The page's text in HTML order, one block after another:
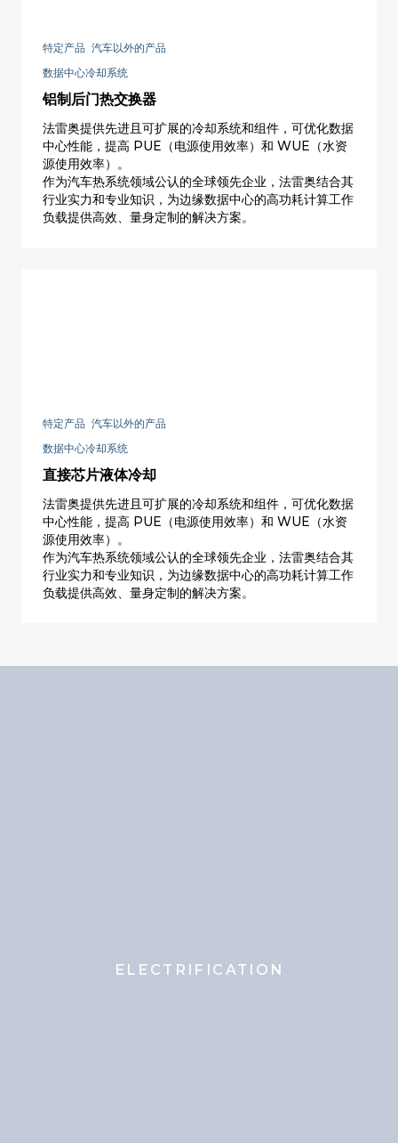
特定产品 汽车以外的产品
数据中心冷却系统
铝制后门热交换器
法雷奥提供先进且可扩展的冷却系统和组件，可优化数据
中心性能，提高 PUE（电源使用效率）和 WUE（水资
源使用效率）。
作为汽车热系统领域公认的全球领先企业，法雷奥结合其
行业实力和专业知识，为边缘数据中心的高功耗计算工作
负载提供高效、量身定制的解决方案。
特定产品 汽车以外的产品
数据中心冷却系统
直接芯片液体冷却
法雷奥提供先进且可扩展的冷却系统和组件，可优化数据
中心性能，提高 PUE（电源使用效率）和 WUE（水资
源使用效率）。
作为汽车热系统领域公认的全球领先企业，法雷奥结合其
行业实力和专业知识，为边缘数据中心的高功耗计算工作
负载提供高效、量身定制的解决方案。
ELECTRIFICATION